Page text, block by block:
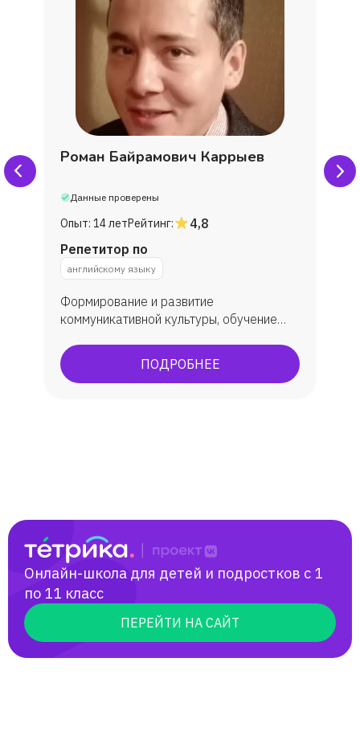
Роман Байрамович Каррыев
Данные проверены
Опыт: 14 летРейтинг:
4,8
Репетитор по
английскому языку
Формирование и развитие
коммуникативной культуры, обучение
языком, углубленное изучение. В
результате обучения у учеников
ПОДРОБНЕЕ
Онлайн-школа для детей и подростков с 1
по 11 класс
ПЕРЕЙТИ НА САЙТ